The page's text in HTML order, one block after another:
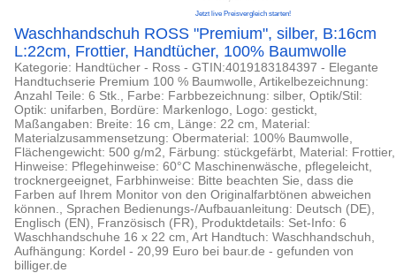
Jetzt live Preisvergleich starten!
Waschhandschuh ROSS "Premium", silber, B:16cm
L:22cm, Frottier, Handtücher, 100% Baumwolle
Kategorie: Handtücher - Ross - GTIN:4019183184397 - Elegante
Handtuchserie Premium 100 % Baumwolle, Artikelbezeichnung:
Anzahl Teile: 6 Stk., Farbe: Farbbezeichnung: silber, Optik/Stil:
Optik: unifarben, Bordüre: Markenlogo, Logo: gestickt,
Maßangaben: Breite: 16 cm, Länge: 22 cm, Material:
Materialzusammensetzung: Obermaterial: 100% Baumwolle,
Flächengewicht: 500 g/m2, Färbung: stückgefärbt, Material: Frottier,
Hinweise: Pflegehinweise: 60°C Maschinenwäsche, pflegeleicht,
trocknergeeignet, Farbhinweise: Bitte beachten Sie, dass die
Farben auf Ihrem Monitor von den Originalfarbtönen abweichen
können., Sprachen Bedienungs-/Aufbauanleitung: Deutsch (DE),
Englisch (EN), Französisch (FR), Produktdetails: Set-Info: 6
Waschhandschuhe 16 x 22 cm, Art Handtuch: Waschhandschuh,
Aufhängung: Kordel - 20,99 Euro bei baur.de - gefunden von
billiger.de